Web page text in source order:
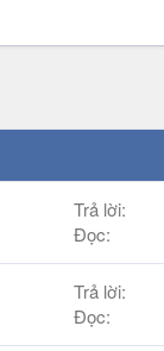
Trả lời
Đọc
Trả lời
Đọc